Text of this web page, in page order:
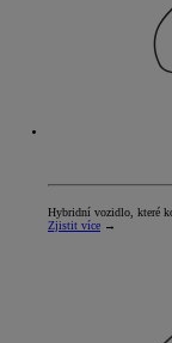
Hybridní vozidlo, které
Zjistit více →